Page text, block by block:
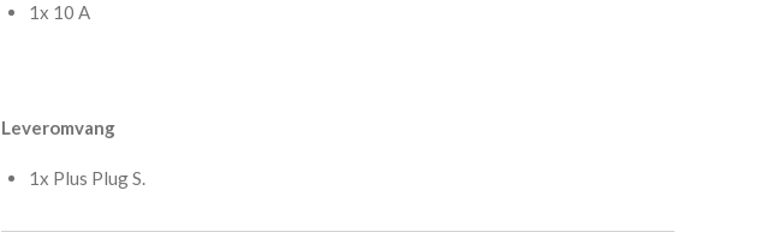
1x 10 A
Leveromvang
1x Plus Plug S.